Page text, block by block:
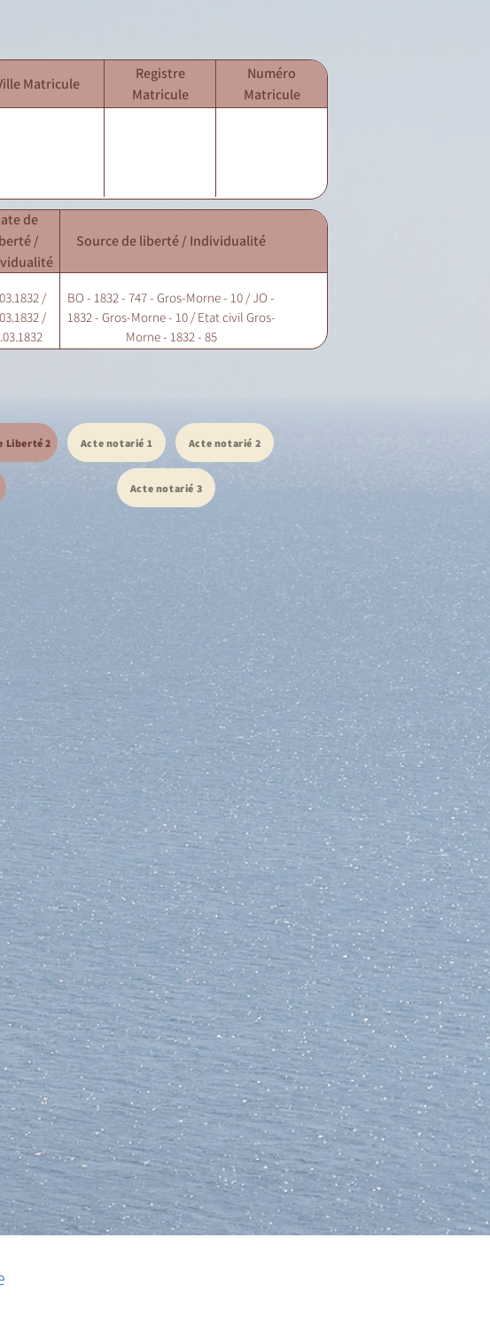
Matricule
Registre
Matricule
Numéro
Matricule
de
/
Source de liberté / Individualité
/
/
BO - 1832 - 747 - Gros-Morne - 10 / JO -
1832 - Gros-Morne - 10 / Etat civil Gros-
Morne - 1832 - 85
Liberté 2 Acte notarié 1 Acte notarié 2
Acte notarié 3